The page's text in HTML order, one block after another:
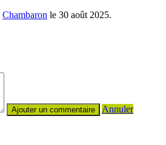
Chambaron le 30 août 2025.
Annuler